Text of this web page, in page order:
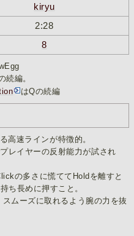
kiryu
2:28
8
続編。
はQの続編
高速ラインが特徴的。
レイヤーの反射能力が試され
の多さに慌ててHoldを離すと
ち長めに押すこと。
ムーズに取れるよう腕の力を抜